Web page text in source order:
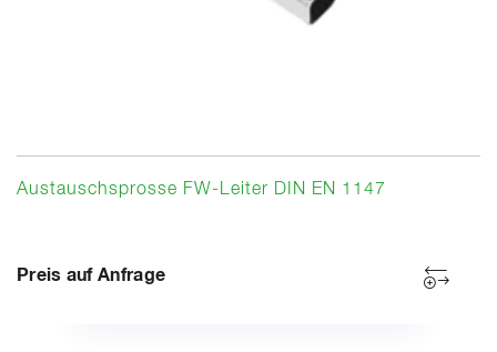
Austauschsprosse FW-Leiter DIN EN 1147
Preis auf Anfrage